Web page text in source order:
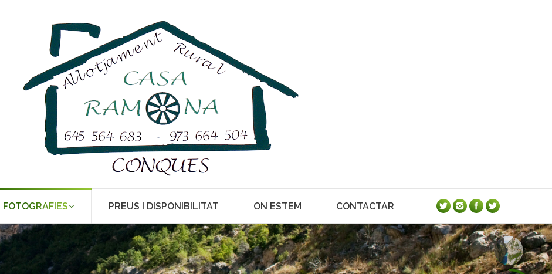
FOTOGRAFIES PREUS I DISPONIBILITAT ON ESTEM CONTACTAR